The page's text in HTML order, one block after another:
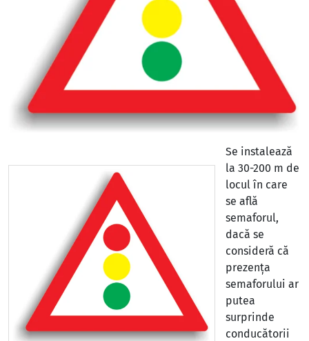
Se instalează
la 30-200 m de
locul în care
se află
semaforul,
dacă se
consideră că
prezența
semaforului ar
putea
surprinde
conducătorii